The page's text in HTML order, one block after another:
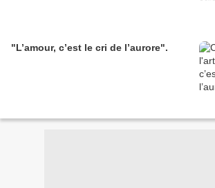
"L’amour, c’est le cri de l’aurore".